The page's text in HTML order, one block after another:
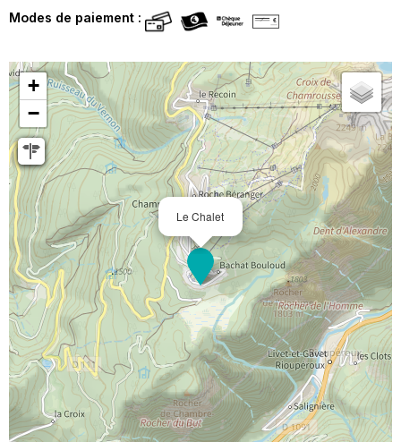
Modes de paiement :
Le Chalet
+
−